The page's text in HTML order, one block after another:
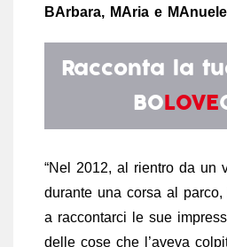
BArbara, MAria e MAnuele
Racconta la
BOLOVE
“Nel 2012, al rientro da un
durante una corsa al
a raccontarci le sue
delle cose che l’aveva